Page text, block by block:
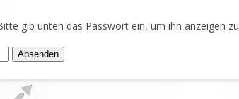
gib unten das Passwort ein, um ihn anzeigen